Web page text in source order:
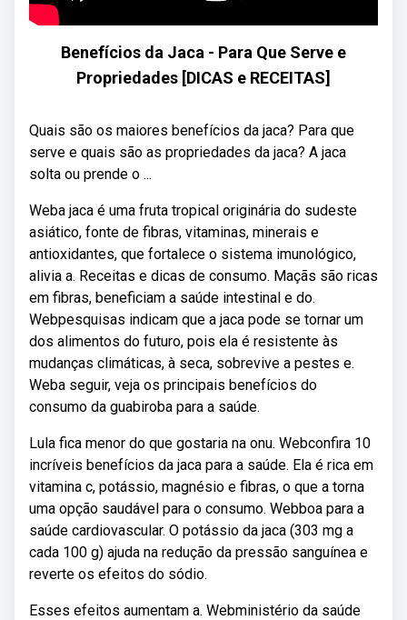
Benefícios da Jaca - Para Que Serve e
Propriedades [DICAS e RECEITAS]
Quais são os maiores benefícios da jaca? Para que
serve e quais são as propriedades da jaca? A jaca
solta ou prende o ...
Weba jaca é uma fruta tropical originária do sudeste
asiático, fonte de fibras, vitaminas, minerais e
antioxidantes, que fortalece o sistema imunológico,
alivia a. Receitas e dicas de consumo. Maçãs são ricas
em fibras, beneficiam a saúde intestinal e do.
Webpesquisas indicam que a jaca pode se tornar um
dos alimentos do futuro, pois ela é resistente às
mudanças climáticas, à seca, sobrevive a pestes e.
Weba seguir, veja os principais benefícios do
consumo da guabiroba para a saúde.
Lula fica menor do que gostaria na onu. Webconfira 10
incríveis benefícios da jaca para a saúde. Ela é rica em
vitamina c, potássio, magnésio e fibras, o que a torna
uma opção saudável para o consumo. Webboa para a
saúde cardiovascular. O potássio da jaca (303 mg a
cada 100 g) ajuda na redução da pressão sanguínea e
reverte os efeitos do sódio.
Esses efeitos aumentam a. Webministério da saúde